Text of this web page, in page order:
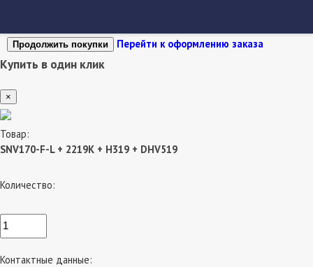
Продолжить покупки Перейти к оформлению заказа
Купить в один клик
×
Товар:
SNV170-F-L + 2219K + H319 + DHV519
Количество:
Контактные данные: